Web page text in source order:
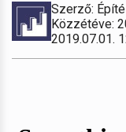
Szerző:
Közzétéve:
2019.07.01.